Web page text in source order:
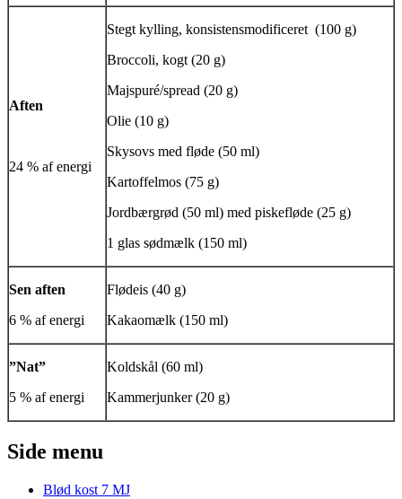
Aften
24 % af energi
Stegt kylling, konsistensmodificeret (100 g)
Broccoli, kogt (20 g)
Majspuré/spread (20 g)
Olie (10 g)
Skysovs med fløde (50 ml)
Kartoffelmos (75 g)
Jordbærgrød (50 ml) med piskefløde (25 g)
1 glas sødmælk (150 ml)
Sen aften
6 % af energi
Flødeis (40 g)
Kakaomælk (150 ml)
”Nat”
5 % af energi
Koldskål (60 ml)
Kammerjunker (20 g)
Side menu
Blød kost 7 MJ